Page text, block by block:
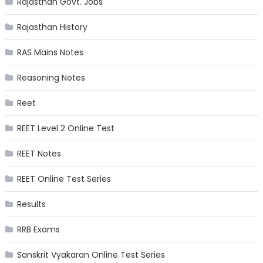
Rajasthan History
RAS Mains Notes
Reasoning Notes
Reet
REET Level 2 Online Test
REET Notes
REET Online Test Series
Results
RRB Exams
Sanskrit Vyakaran Online Test Series